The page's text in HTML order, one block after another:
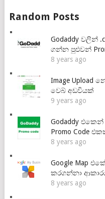
Random Posts
Godaddy වලින්
ගන්න පුළුවන්
8 years ago
Image Upload
වෙබ් අඩවියක්
9 years ago
Godaddy එකෙන්
Promo Code
8 years ago
Google Map
කරගන්නා
8 years ago